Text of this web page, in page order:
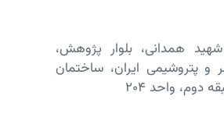
شهید همدانی، بلوار پژوهش،
و پتروشیمی ایران، ساختمان
دوم، واحد 204